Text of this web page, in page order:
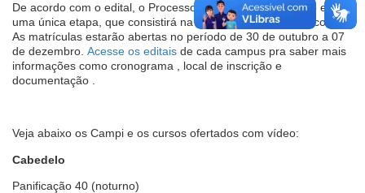
De acordo com o edital, o Processo Seletivo será realizado em
uma única etapa, que consistirá na análise do Histórico Escolar.
As matrículas estarão abertas no período de 30 de outubro a 07
de dezembro. Acesse os editais de cada campus pra saber mais
informações como cronograma , local de inscrição e
documentação .
Veja abaixo os Campi e os cursos ofertados com vídeo:
Cabedelo
Panificação 40 (noturno)